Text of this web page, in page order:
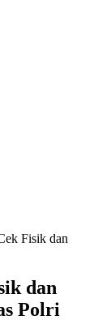
Fisik dan
dan
Polri